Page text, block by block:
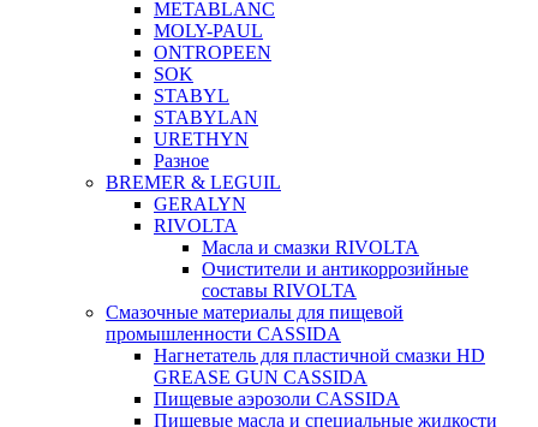
METABLANC
MOLY-PAUL
ONTROPEEN
SOK
STABYL
STABYLAN
URETHYN
Разное
BREMER & LEGUIL
GERALYN
RIVOLTA
Масла и смазки RIVOLTA
Очистители и антикоррозийные
составы RIVOLTA
Смазочные материалы для пищевой
промышленности CASSIDA
Нагнетатель для пластичной смазки HD
GREASE GUN CASSIDA
Пищевые аэрозоли CASSIDA
Пищевые масла и специальные жидкости